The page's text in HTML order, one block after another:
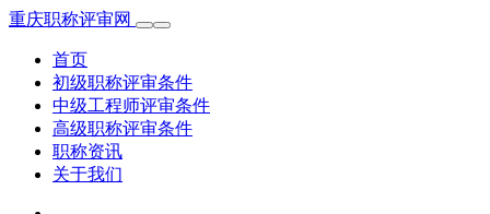
重庆职称评审网
首页
初级职称评审条件
中级工程师评审条件
高级职称评审条件
职称资讯
关于我们